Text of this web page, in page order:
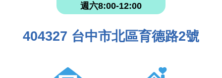
週六8:00-12:00
404327 台中市北區育德路2號